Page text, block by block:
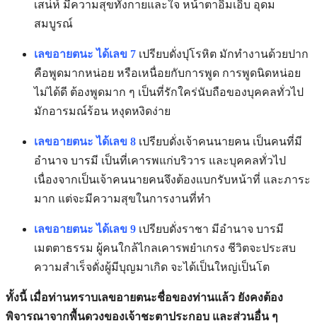
เสน่ห์ มีความสุขทั้งกายและใจ หน้าตาอิ่มเอิบ อุดม
สมบูรณ์
เลขอายตนะ ได้เลข 7 เปรียบดั่งปุโรหิต มักทำงานด้วยปาก
คือพูดมากหน่อย หรือเหนื่อยกับการพูด การพูดนิดหน่อย
ไม่ได้ดี ต้องพูดมาก ๆ เป็นที่รักใคร่นับถือของบุคคลทั่วไป
มักอารมณ์ร้อน หงุดหงิดง่าย
เลขอายตนะ ได้เลข 8 เปรียบดั่งเจ้าคนนายคน เป็นคนที่มี
อำนาจ บารมี เป็นที่เคารพแก่บริวาร และบุคคลทั่วไป
เนื่องจากเป็นเจ้าคนนายคนจึงต้องแบกรับหน้าที่ และภาระ
มาก แต่จะมีความสุขในการงานที่ทำ
เลขอายตนะ ได้เลข 9 เปรียบดั่งราชา มีอำนาจ บารมี
เมตตาธรรม ผู้คนใกล้ไกลเคารพยำเกรง ชีวิตจะประสบ
ความสำเร็จดั่งผู้มีบุญมาเกิด จะได้เป็นใหญ่เป็นโต
ทั้งนี้ เมื่อท่านทราบเลขอายตนะชื่อของท่านแล้ว ยังคงต้อง
พิจารณาจากพื้นดวงของเจ้าชะตาประกอบ และส่วนอื่น ๆ